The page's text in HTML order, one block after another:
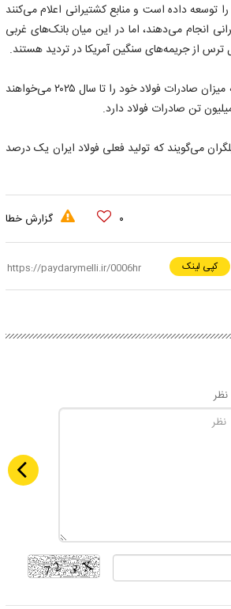
توسعه داده است و منابع کشتیرانی اعلام می‌کنند
انجام می‌دهند، اما در این میان بانک‌های غربی
ترس از جریمه‌های سنگین آمریکا در تردید هستند.
طی روزهای گذشته، مقامات ایرانی اعلام کرده بودند که میزان صادرات فولاد خود را تا سال ۲۰۲۵ می‌خواهند
تن است که تحلیلگران می‌گویند که تولید فعلی فولاد ایران یک درصد
۰ گزارش خطا
کپی لینک
نظر